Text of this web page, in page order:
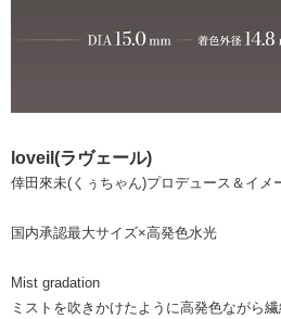
loveil(ラヴェール)
倖田來未(くぅちゃん)プロデュース＆イメ
国内承認最大サイズ×高発色水光
Mist gradation
ミストを吹きかけたように高発色ながら